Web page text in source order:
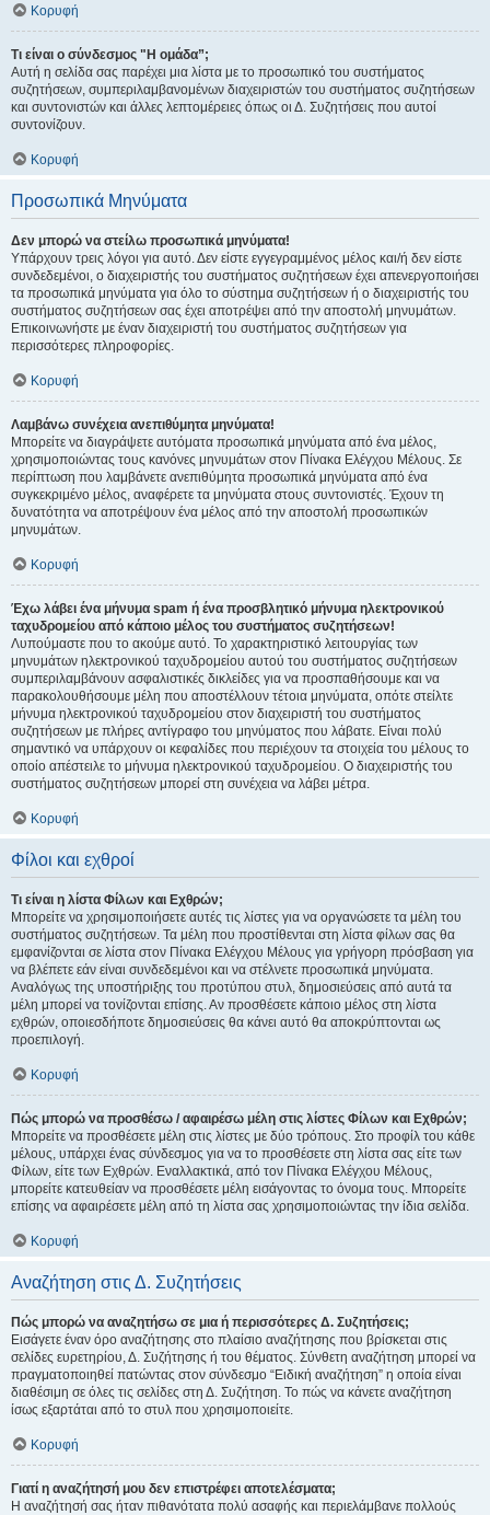
Κορυφή
Τι είναι ο σύνδεσμος "Η ομάδα”;
Αυτή η σελίδα σας παρέχει μια λίστα με το προσωπικό του συστήματος
συζητήσεων, συμπεριλαμβανομένων διαχειριστών του συστήματος συζητήσεων
και συντονιστών και άλλες λεπτομέρειες όπως οι Δ. Συζητήσεις που αυτοί
συντονίζουν.
Κορυφή
Προσωπικά Μηνύματα
Δεν μπορώ να στείλω προσωπικά μηνύματα!
Υπάρχουν τρεις λόγοι για αυτό. Δεν είστε εγγεγραμμένος μέλος και/ή δεν είστε
συνδεδεμένοι, ο διαχειριστής του συστήματος συζητήσεων έχει απενεργοποιήσει
τα προσωπικά μηνύματα για όλο το σύστημα συζητήσεων ή ο διαχειριστής του
συστήματος συζητήσεων σας έχει αποτρέψει από την αποστολή μηνυμάτων.
Επικοινωνήστε με έναν διαχειριστή του συστήματος συζητήσεων για
περισσότερες πληροφορίες.
Κορυφή
Λαμβάνω συνέχεια ανεπιθύμητα μηνύματα!
Μπορείτε να διαγράψετε αυτόματα προσωπικά μηνύματα από ένα μέλος,
χρησιμοποιώντας τους κανόνες μηνυμάτων στον Πίνακα Ελέγχου Μέλους. Σε
περίπτωση που λαμβάνετε ανεπιθύμητα προσωπικά μηνύματα από ένα
συγκεκριμένο μέλος, αναφέρετε τα μηνύματα στους συντονιστές. Έχουν τη
δυνατότητα να αποτρέψουν ένα μέλος από την αποστολή προσωπικών
μηνυμάτων.
Κορυφή
Έχω λάβει ένα μήνυμα spam ή ένα προσβλητικό μήνυμα ηλεκτρονικού
ταχυδρομείου από κάποιο μέλος του συστήματος συζητήσεων!
Λυπούμαστε που το ακούμε αυτό. Το χαρακτηριστικό λειτουργίας των
μηνυμάτων ηλεκτρονικού ταχυδρομείου αυτού του συστήματος συζητήσεων
συμπεριλαμβάνουν ασφαλιστικές δικλείδες για να προσπαθήσουμε και να
παρακολουθήσουμε μέλη που αποστέλλουν τέτοια μηνύματα, οπότε στείλτε
μήνυμα ηλεκτρονικού ταχυδρομείου στον διαχειριστή του συστήματος
συζητήσεων με πλήρες αντίγραφο του μηνύματος που λάβατε. Είναι πολύ
σημαντικό να υπάρχουν οι κεφαλίδες που περιέχουν τα στοιχεία του μέλους το
οποίο απέστειλε το μήνυμα ηλεκτρονικού ταχυδρομείου. Ο διαχειριστής του
συστήματος συζητήσεων μπορεί στη συνέχεια να λάβει μέτρα.
Κορυφή
Φίλοι και εχθροί
Τι είναι η λίστα Φίλων και Εχθρών;
Μπορείτε να χρησιμοποιήσετε αυτές τις λίστες για να οργανώσετε τα μέλη του
συστήματος συζητήσεων. Τα μέλη που προστίθενται στη λίστα φίλων σας θα
εμφανίζονται σε λίστα στον Πίνακα Ελέγχου Μέλους για γρήγορη πρόσβαση για
να βλέπετε εάν είναι συνδεδεμένοι και να στέλνετε προσωπικά μηνύματα.
Αναλόγως της υποστήριξης του προτύπου στυλ, δημοσιεύσεις από αυτά τα
μέλη μπορεί να τονίζονται επίσης. Αν προσθέσετε κάποιο μέλος στη λίστα
εχθρών, οποιεσδήποτε δημοσιεύσεις θα κάνει αυτό θα αποκρύπτονται ως
προεπιλογή.
Κορυφή
Πώς μπορώ να προσθέσω / αφαιρέσω μέλη στις λίστες Φίλων και Εχθρών;
Μπορείτε να προσθέσετε μέλη στις λίστες με δύο τρόπους. Στο προφίλ του κάθε
μέλους, υπάρχει ένας σύνδεσμος για να το προσθέσετε στη λίστα σας είτε των
Φίλων, είτε των Εχθρών. Εναλλακτικά, από τον Πίνακα Ελέγχου Μέλους,
μπορείτε κατευθείαν να προσθέσετε μέλη εισάγοντας το όνομα τους. Μπορείτε
επίσης να αφαιρέσετε μέλη από τη λίστα σας χρησιμοποιώντας την ίδια σελίδα.
Κορυφή
Αναζήτηση στις Δ. Συζητήσεις
Πώς μπορώ να αναζητήσω σε μια ή περισσότερες Δ. Συζητήσεις;
Εισάγετε έναν όρο αναζήτησης στο πλαίσιο αναζήτησης που βρίσκεται στις
σελίδες ευρετηρίου, Δ. Συζήτησης ή του θέματος. Σύνθετη αναζήτηση μπορεί να
πραγματοποιηθεί πατώντας στον σύνδεσμο “Ειδική αναζήτηση” η οποία είναι
διαθέσιμη σε όλες τις σελίδες στη Δ. Συζήτηση. Το πώς να κάνετε αναζήτηση
ίσως εξαρτάται από το στυλ που χρησιμοποιείτε.
Κορυφή
Γιατί η αναζήτησή μου δεν επιστρέφει αποτελέσματα;
Η αναζήτησή σας ήταν πιθανότατα πολύ ασαφής και περιελάμβανε πολλούς